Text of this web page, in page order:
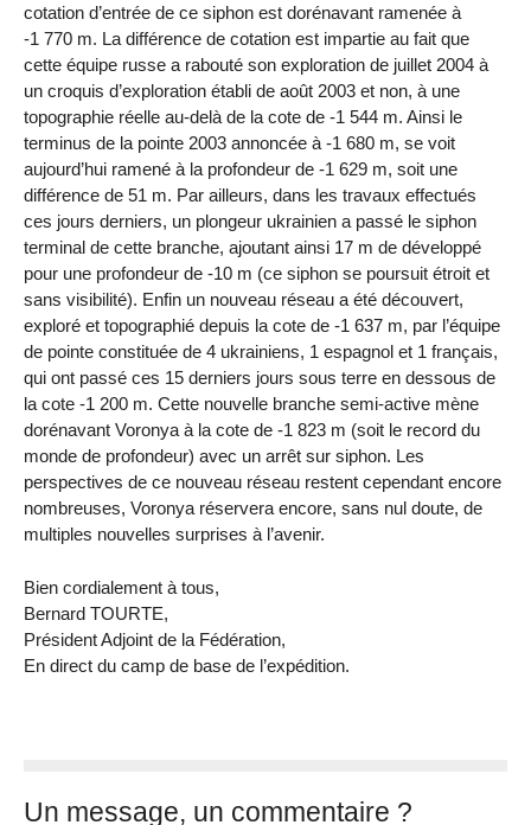
cotation d’entrée de ce siphon est dorénavant ramenée à
-1 770 m. La différence de cotation est impartie au fait que
cette équipe russe a rabouté son exploration de juillet 2004 à
un croquis d’exploration établi de août 2003 et non, à une
topographie réelle au-delà de la cote de -1 544 m. Ainsi le
terminus de la pointe 2003 annoncée à -1 680 m, se voit
aujourd’hui ramené à la profondeur de -1 629 m, soit une
différence de 51 m. Par ailleurs, dans les travaux effectués
ces jours derniers, un plongeur ukrainien a passé le siphon
terminal de cette branche, ajoutant ainsi 17 m de développé
pour une profondeur de -10 m (ce siphon se poursuit étroit et
sans visibilité). Enfin un nouveau réseau a été découvert,
exploré et topographié depuis la cote de -1 637 m, par l’équipe
de pointe constituée de 4 ukrainiens, 1 espagnol et 1 français,
qui ont passé ces 15 derniers jours sous terre en dessous de
la cote -1 200 m. Cette nouvelle branche semi-active mène
dorénavant Voronya à la cote de -1 823 m (soit le record du
monde de profondeur) avec un arrêt sur siphon. Les
perspectives de ce nouveau réseau restent cependant encore
nombreuses, Voronya réservera encore, sans nul doute, de
multiples nouvelles surprises à l’avenir.
Bien cordialement à tous,
Bernard TOURTE,
Président Adjoint de la Fédération,
En direct du camp de base de l’expédition.
Un message, un commentaire ?